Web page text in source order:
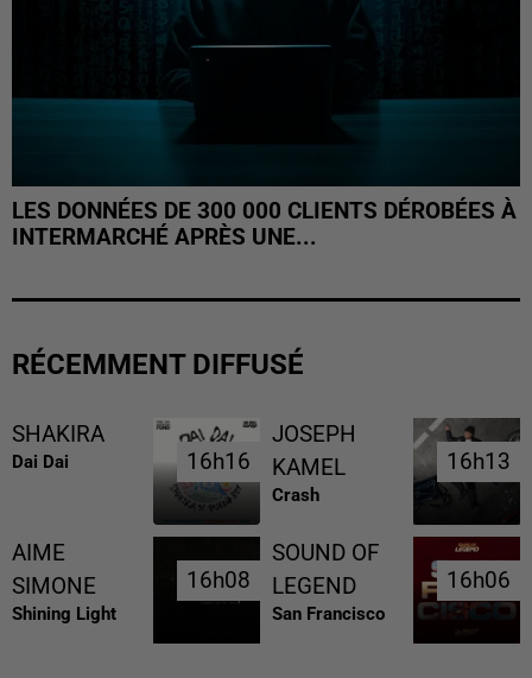
LES DONNÉES DE 300 000 CLIENTS DÉROBÉES À
INTERMARCHÉ APRÈS UNE...
RÉCEMMENT DIFFUSÉ
SHAKIRA
Dai Dai 16h16
16h16
JOSEPH
KAMEL
Crash
16h13
16h13
AIME
SIMONE
Shining Light
16h08
16h08
SOUND OF
LEGEND
San Francisco
16h06
16h06